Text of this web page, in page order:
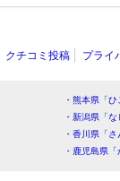
クチコミ投稿 プライ
・熊本県「
・新潟県「
・香川県「
・鹿児島県